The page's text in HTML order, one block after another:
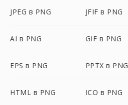
JPEG в PNG JFIF в PNG
AI в PNG GIF в PNG
EPS в PNG PPTX в PNG
HTML в PNG ICO в PNG